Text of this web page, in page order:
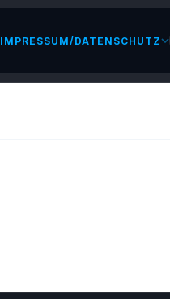
IMPRESSUM/DATENSCHUTZ